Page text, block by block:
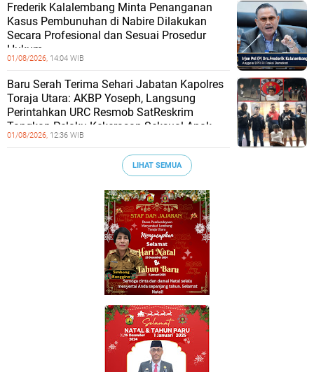
Frederik Kalalembang Minta Penanganan
Kasus Pembunuhan di Nabire Dilakukan
Secara Profesional dan Sesuai Prosedur
Hukum
01/08/2026, 14:04 WIB
Baru Serah Terima Sehari Jabatan Kapolres
Toraja Utara: AKBP Yoseph, Langsung
Perintahkan URC Resmob SatReskrim
Tangkap Pelaku Kekerasan Seksual Anak
01/08/2026, 12:36 WIB
LIHAT SEMUA